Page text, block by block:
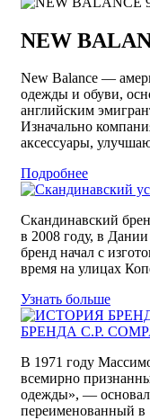
NEW
New Balance —
одежды и обуви,
английским
Изначально
аксессуары,
Подробнее
Скандинавский
в 2008 году, в
бренд начал с
время на улицах
Узнать больше
БРЕНДА C.P.
В 1971 году
всемирно
одежды», — основал
переименованный в